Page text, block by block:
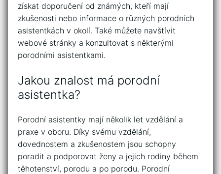
získat doporučení od známých, kteří mají
zkušenosti nebo informace o různých porodních
asistentkách v okolí. Také můžete navštívit
webové stránky a konzultovat s některými
porodními asistentkami.
Jakou znalost má porodní
asistentka?
Porodní asistentky mají několik let vzdělání a
praxe v oboru. Díky svému vzdělání,
dovednostem a zkušenostem jsou schopny
poradit a podporovat ženy a jejich rodiny během
těhotenství, porodu a po porodu. Porodní